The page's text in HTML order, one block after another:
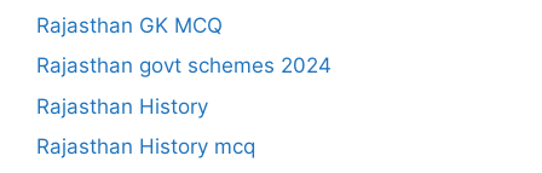
Rajasthan GK MCQ
Rajasthan govt schemes 2024
Rajasthan History
Rajasthan History mcq